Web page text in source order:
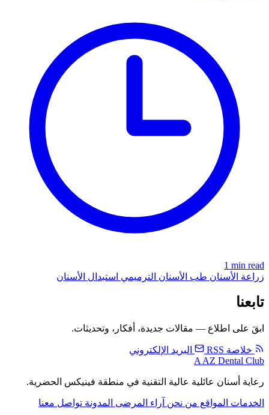
1 min read
زراعة الأسنان طب الأسنان الترميمي استبدال الأسنان
تابعنا
ابقَ على اطلاع — مقالات جديدة، أفكار، وتحديثات.
خلاصة RSS
البريد الإلكتروني
A AZ Dental Club
رعاية أسنان عائلية عالية التقنية في منطقة فينيكس الحضرية.
الخدمات المواقع من نحن آراء المرضى المدونة تواصل معنا